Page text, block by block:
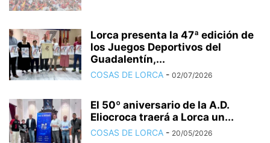
Lorca presenta la 47ª edición de
los Juegos Deportivos del
Guadalentín,...
COSAS DE LORCA - 02/07/2026
El 50º aniversario de la A.D.
Eliocroca traerá a Lorca un...
COSAS DE LORCA - 20/05/2026